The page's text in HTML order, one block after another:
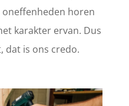
horen
karakter ervan. Dus
dat is ons credo.